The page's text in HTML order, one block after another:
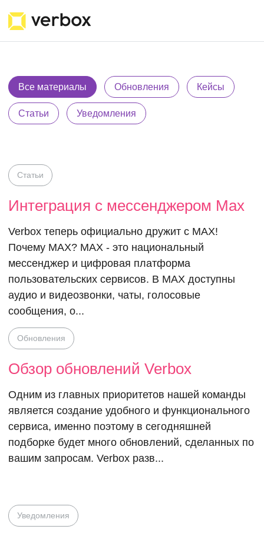
Все материалы Обновления Кейсы
Статьи Уведомления
Статьи
Интеграция с мессенджером Max
Verbox теперь официально дружит с MAX!
Почему MAX? MAX - это национальный
мессенджер и цифровая платформа
пользовательских сервисов. В MAX доступны
аудио и видеозвонки, чаты, голосовые
сообщения, о...
Обновления
Обзор обновлений Verbox
Одним из главных приоритетов нашей команды
является создание удобного и функционального
сервиса, именно поэтому в сегодняшней
подборке будет много обновлений, сделанных по
вашим запросам. Verbox разв...
Уведомления